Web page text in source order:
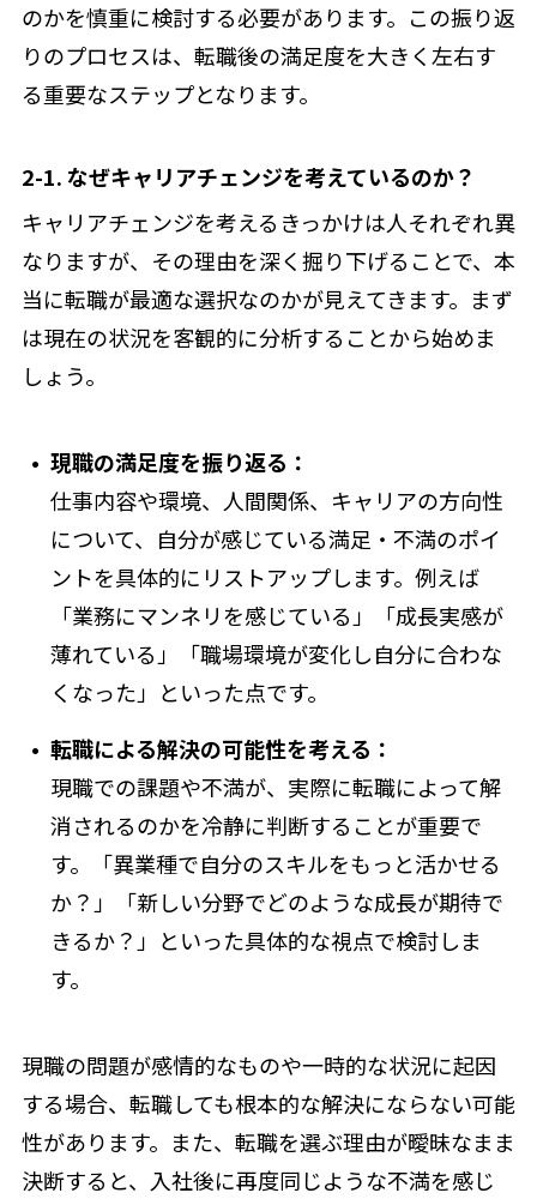
のかを慎重に検討する必要があります。この振り返
りのプロセスは、転職後の満足度を大きく左右す
る重要なステップとなります。
2-1. なぜキャリアチェンジを考えているのか？
キャリアチェンジを考えるきっかけは人それぞれ異
なりますが、その理由を深く掘り下げることで、本
当に転職が最適な選択なのかが見えてきます。まず
は現在の状況を客観的に分析することから始めま
しょう。
現職の満足度を振り返る：
仕事内容や環境、人間関係、キャリアの方向性
について、自分が感じている満足・不満のポイ
ントを具体的にリストアップします。例えば
「業務にマンネリを感じている」「成長実感が
薄れている」「職場環境が変化し自分に合わな
くなった」といった点です。
転職による解決の可能性を考える：
現職での課題や不満が、実際に転職によって解
消されるのかを冷静に判断することが重要で
す。「異業種で自分のスキルをもっと活かせる
か？」「新しい分野でどのような成長が期待で
きるか？」といった具体的な視点で検討しま
す。
現職の問題が感情的なものや一時的な状況に起因
する場合、転職しても根本的な解決にならない可能
性があります。また、転職を選ぶ理由が曖昧なまま
決断すると、入社後に再度同じような不満を感じ